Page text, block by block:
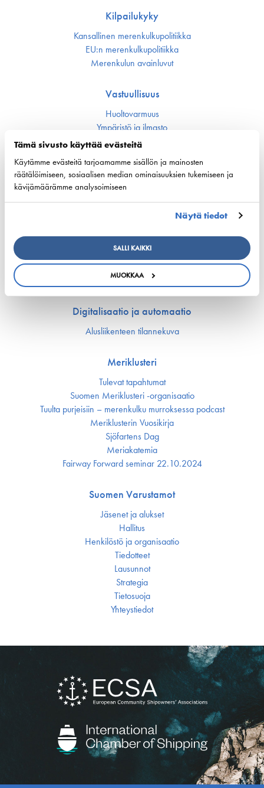
Tämä sivusto käyttää evästeitä
Käytämme evästeitä tarjoamamme sisällön ja mainosten
räätälöimiseen, sosiaalisen median ominaisuuksien tukemiseen ja
kävijämäärämme analysoimiseen
Näytä tiedot
SALLI KAIKKI
MUOKKAA
Kilpailukyky
Kansallinen merenkulku­politiikka
EU:n merenkulku­politiikka
Merenkulun avainluvut
Vastuullisuus
Huoltovarmuus
Ympäristö ja ilmasto
Varustamot panostavat uuteen teknologiaan ja
ympäristöystävällisiin ratkaisuihin uusissa aluksissa
Turvallisuus
Työmarkkinat ja osaaminen
Koulutus ja osaaminen
Suomen Varustamoiden Yrityskylä
Merenkulun HarjoitteluMylly
Ship Happens: Tutustu merenkulkualan mahdollisuuksiin
Digitalisaatio ja automaatio
Alusliikenteen tilannekuva
Meriklusteri
Tulevat tapahtumat
Suomen Meriklusteri -organisaatio
Tuulta purjeisiin – merenkulku murroksessa podcast
Meriklusterin Vuosikirja
Sjöfartens Dag
Meriakatemia
Fairway Forward seminar 22.10.2024
Suomen Varustamot
Jäsenet ja alukset
Hallitus
Henkilöstö ja organisaatio
Tiedotteet
Lausunnot
Strategia
Tietosuoja
Yhteystiedot